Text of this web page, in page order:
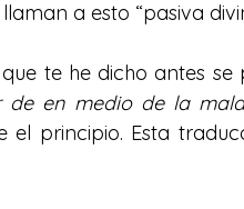
a esto “pasiva
te he dicho antes
de en medio de la
el principio. Esta